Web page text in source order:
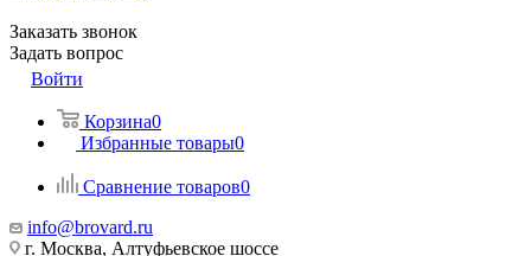
Заказать звонок
Задать вопрос
Войти
Корзина0
Избранные товары0
Сравнение товаров0
info@brovard.ru
г. Москва, Алтуфьевское шоссе